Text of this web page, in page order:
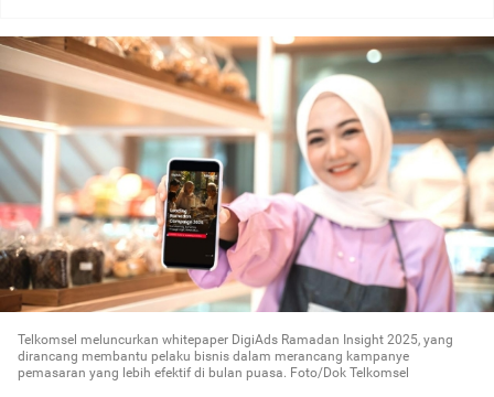
Telkomsel meluncurkan whitepaper DigiAds Ramadan Insight 2025, yang
dirancang membantu pelaku bisnis dalam merancang kampanye
pemasaran yang lebih efektif di bulan puasa. Foto/Dok Telkomsel